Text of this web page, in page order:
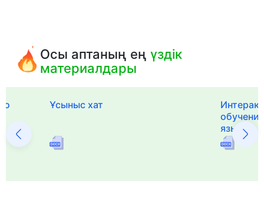
Осы аптаның еңүздік
материалдары
Ұсыныс хат
языка и